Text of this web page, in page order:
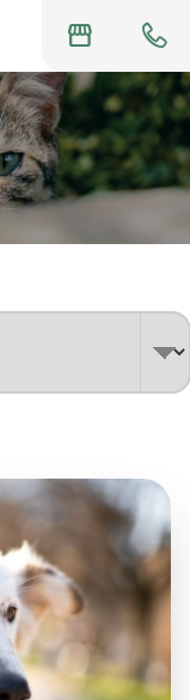
storefront